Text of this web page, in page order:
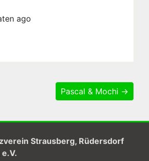
ago
Pascal & Mochi →
Strausberg, Rüdersdorf